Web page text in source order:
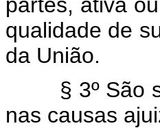
qualidade de
da União.
§ 3º São
nas causas